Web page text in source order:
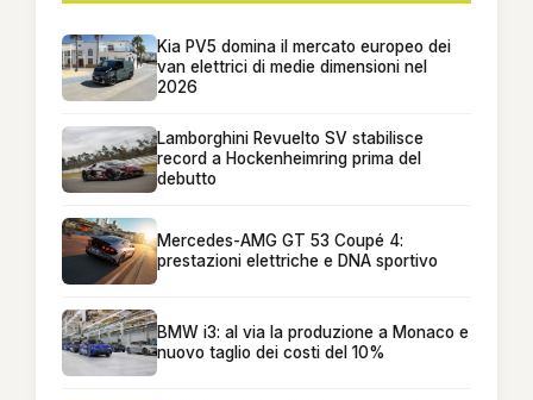
Kia PV5 domina il mercato europeo dei
van elettrici di medie dimensioni nel
2026
Lamborghini Revuelto SV stabilisce
record a Hockenheimring prima del
debutto
Mercedes-AMG GT 53 Coupé 4:
prestazioni elettriche e DNA sportivo
BMW i3: al via la produzione a Monaco e
nuovo taglio dei costi del 10%